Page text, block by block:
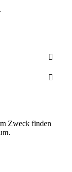


Zweck finden